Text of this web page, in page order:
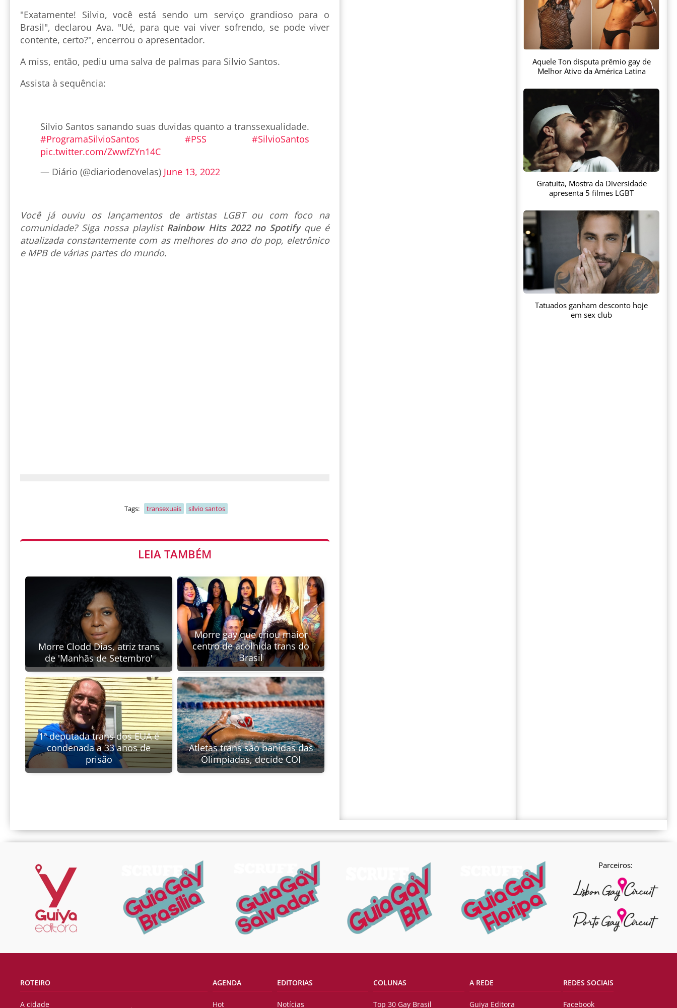
"Exatamente! Silvio, você está sendo um serviço grandioso para o
Brasil", declarou Ava. "Ué, para que vai viver sofrendo, se pode viver
contente, certo?", encerrou o apresentador.
A miss, então, pediu uma salva de palmas para Silvio Santos.
Assista à sequência:
Silvio Santos sanando suas duvidas quanto a transsexualidade.
#ProgramaSilvioSantos
#PSS
#SilvioSantos
pic.twitter.com/ZwwfZYn14C
— Diário (@diariodenovelas) June 13, 2022
Você já ouviu os lançamentos de artistas LGBT ou com foco na
comunidade? Siga nossa playlist Rainbow Hits 2022 no Spotify que é
atualizada constantemente com as melhores do ano do pop, eletrônico
e MPB de várias partes do mundo.
Tags: transexuais silvio santos
LEIA TAMBÉM
Morre Clodd Dias, atriz trans
de 'Manhãs de Setembro'
Morre gay que criou maior
centro de acolhida trans do
Brasil
1ª deputada trans dos EUA é
condenada a 33 anos de
prisão
Atletas trans são banidas das
Olimpíadas, decide COI
Aquele Ton disputa prêmio gay de
Melhor Ativo da América Latina
Gratuita, Mostra da Diversidade
apresenta 5 filmes LGBT
Tatuados ganham desconto hoje
em sex club
Parceiros:
ROTEIRO
A cidade
AGENDA
Hot
EDITORIAS
Notícias
COLUNAS
Top 30 Gay Brasil
A REDE
Guiya Editora
REDES SOCIAIS
Facebook